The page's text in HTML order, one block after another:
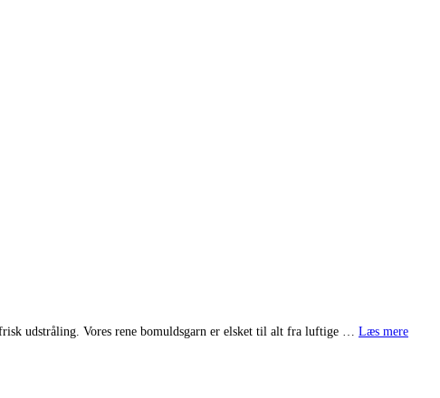
udstråling. Vores rene bomuldsgarn er elsket til alt fra luftige … Læs mere